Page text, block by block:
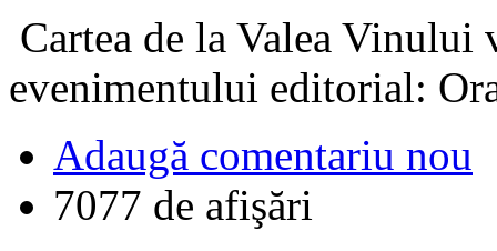
Cartea de la Valea Vinului
evenimentului editorial:
Adaugă comentariu nou
7077 de afişări